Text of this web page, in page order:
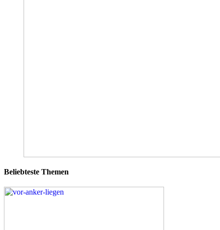
Beliebteste Themen